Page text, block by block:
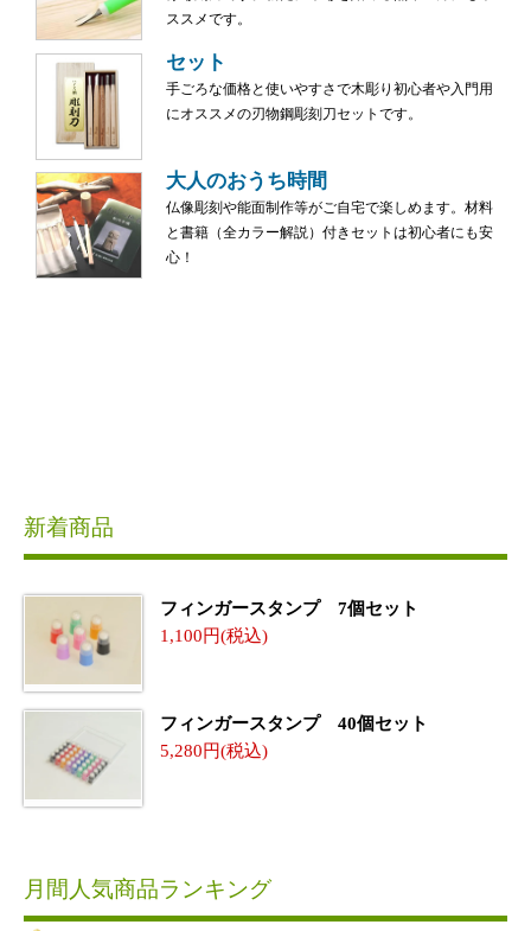
ススメです。
セット
手ごろな価格と使いやすさで木彫り初心者や入門用
にオススメの刃物鋼彫刻刀セットです。
大人のおうち時間
仏像彫刻や能面制作等がご自宅で楽しめます。材料
と書籍（全カラー解説）付きセットは初心者にも安
心！
新着商品
フィンガースタンプ 7個セット
1,100
フィンガースタンプ 40個セット
5,280
月間人気商品ランキング